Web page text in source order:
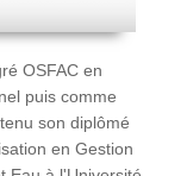
OSFAC en
puis comme
son diplômé
en Gestion